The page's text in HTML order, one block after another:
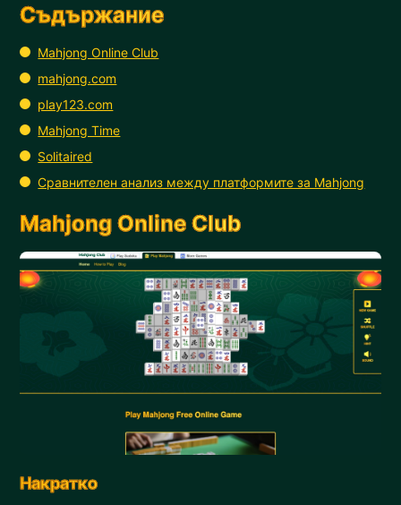
Съдържание
Mahjong Online Club
mahjong.com
play123.com
Mahjong Time
Solitaired
Сравнителен анализ между платформите за Mahjong
Mahjong Online Club
Накратко